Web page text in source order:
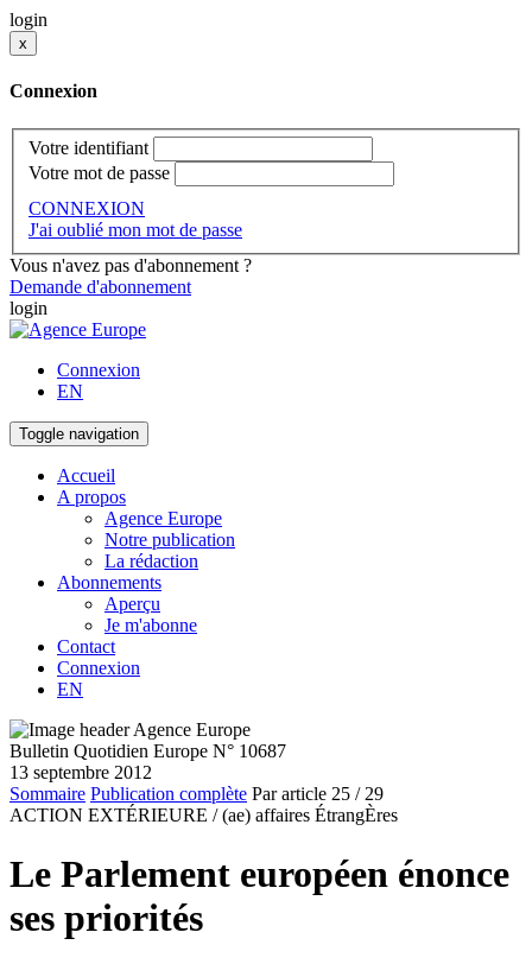
login
x
Connexion
Votre identifiant
Votre mot de passe
CONNEXION
J'ai oublié mon mot de passe
Vous n'avez pas d'abonnement ?
Demande d'abonnement
login
Connexion
EN
Toggle navigation
Accueil
A propos
Agence Europe
Notre publication
La rédaction
Abonnements
Aperçu
Je m'abonne
Contact
Connexion
EN
Bulletin Quotidien Europe N° 10687
13 septembre 2012
Sommaire Publication complète Par article 25 / 29
ACTION EXTÉRIEURE / (ae) affaires ÉtrangÈres
Le Parlement européen énonce
ses priorités